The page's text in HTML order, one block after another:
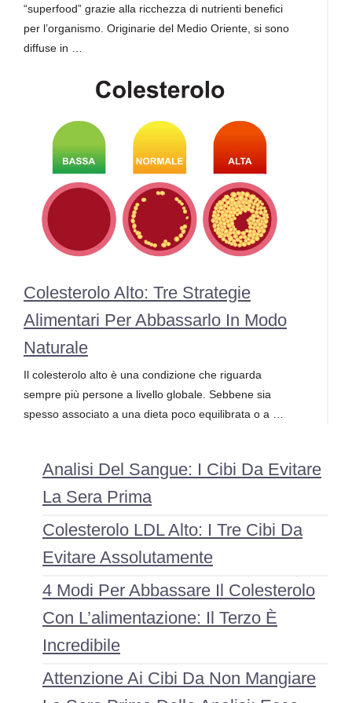
“superfood” grazie alla ricchezza di nutrienti benefici
per l’organismo. Originarie del Medio Oriente, si sono
diffuse in …
Colesterolo Alto: Tre Strategie
Alimentari Per Abbassarlo In Modo
Naturale
Il colesterolo alto è una condizione che riguarda
sempre più persone a livello globale. Sebbene sia
spesso associato a una dieta poco equilibrata o a …
Analisi Del Sangue: I Cibi Da Evitare
La Sera Prima
Colesterolo LDL Alto: I Tre Cibi Da
Evitare Assolutamente
4 Modi Per Abbassare Il Colesterolo
Con L’alimentazione: Il Terzo È
Incredibile
Attenzione Ai Cibi Da Non Mangiare